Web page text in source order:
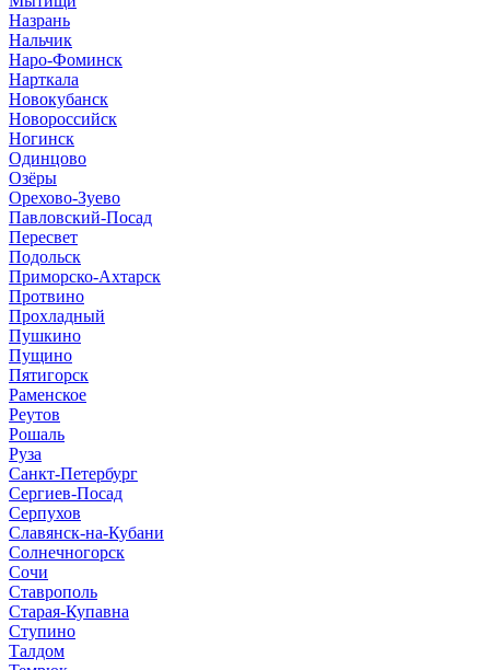
Назрань
Нальчик
Наро-Фоминск
Нарткала
Новокубанск
Новороссийск
Ногинск
Одинцово
Озёры
Орехово-Зуево
Павловский-Посад
Пересвет
Подольск
Приморско-Ахтарск
Протвино
Прохладный
Пушкино
Пущино
Пятигорск
Раменское
Реутов
Рошаль
Руза
Санкт-Петербург
Сергиев-Посад
Серпухов
Славянск-на-Кубани
Солнечногорск
Сочи
Ставрополь
Старая-Купавна
Ступино
Талдом